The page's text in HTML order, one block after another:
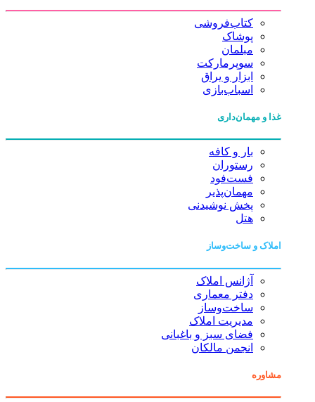
کتاب‌فروشی
پوشاک
مبلمان
سوپرمارکت
ابزار و یراق
اسباب‌بازی
غذا و مهمان‌داری
بار و کافه
رستوران
فست‌فود
مهمان‌پذیر
پخش نوشیدنی
هتل
املاک و ساخت‌وساز
آژانس املاک
دفتر معماری
ساخت‌وساز
مدیریت املاک
فضای سبز و باغبانی
انجمن مالکان
مشاوره